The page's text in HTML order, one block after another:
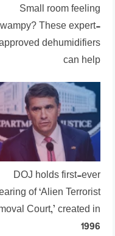
Small room feeling
These expert-
dehumidifiers
can help
DOJ holds first-ever
of ‘Alien Terrorist
Court,’ created in
1996